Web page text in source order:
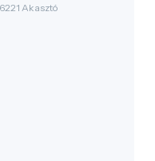
Akasztó